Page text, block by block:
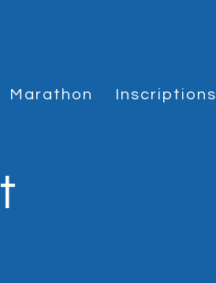
Marathon Inscriptions